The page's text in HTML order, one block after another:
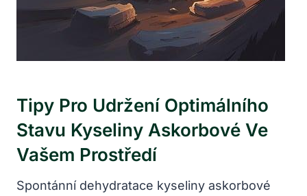
Tipy Pro Udržení Optimálního
Stavu Kyseliny Askorbové Ve
Vašem Prostředí
Spontánní dehydratace kyseliny askorbové